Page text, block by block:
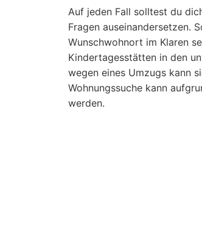
Auf jeden Fall solltest du
Fragen auseinandersetzen.
Wunschwohnort im Klaren
Kindertagesstätten in den
wegen eines Umzugs kann
Wohnungssuche kann
werden.